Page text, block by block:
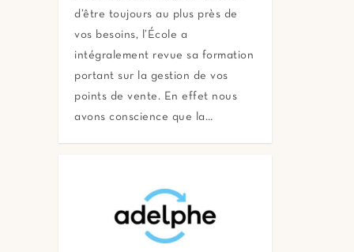
d’être toujours au plus près de
vos besoins, l’École a
intégralement revue sa formation
portant sur la gestion de vos
points de vente. En effet nous
avons conscience que la…